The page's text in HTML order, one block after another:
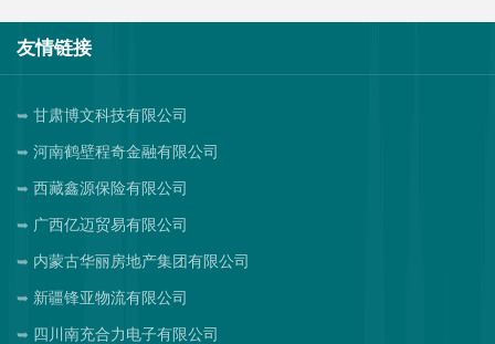
友情链接
甘肃博文科技有限公司
河南鹤壁程奇金融有限公司
西藏鑫源保险有限公司
广西亿迈贸易有限公司
内蒙古华丽房地产集团有限公司
新疆锋亚物流有限公司
四川南充合力电子有限公司